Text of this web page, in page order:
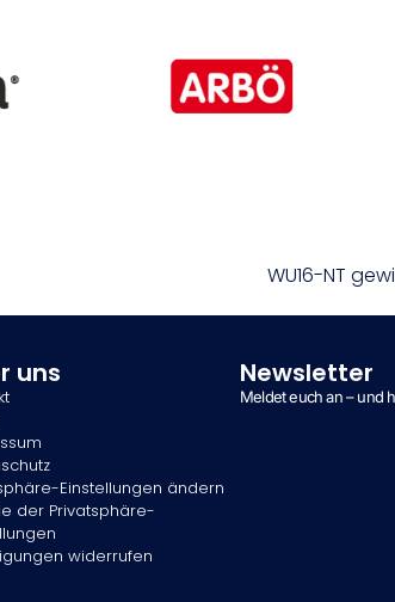
WU16-NT
uns
Einstellungen ändern
der Privatsphäre-
widerrufen
Newsletter
Meldet euch an – und